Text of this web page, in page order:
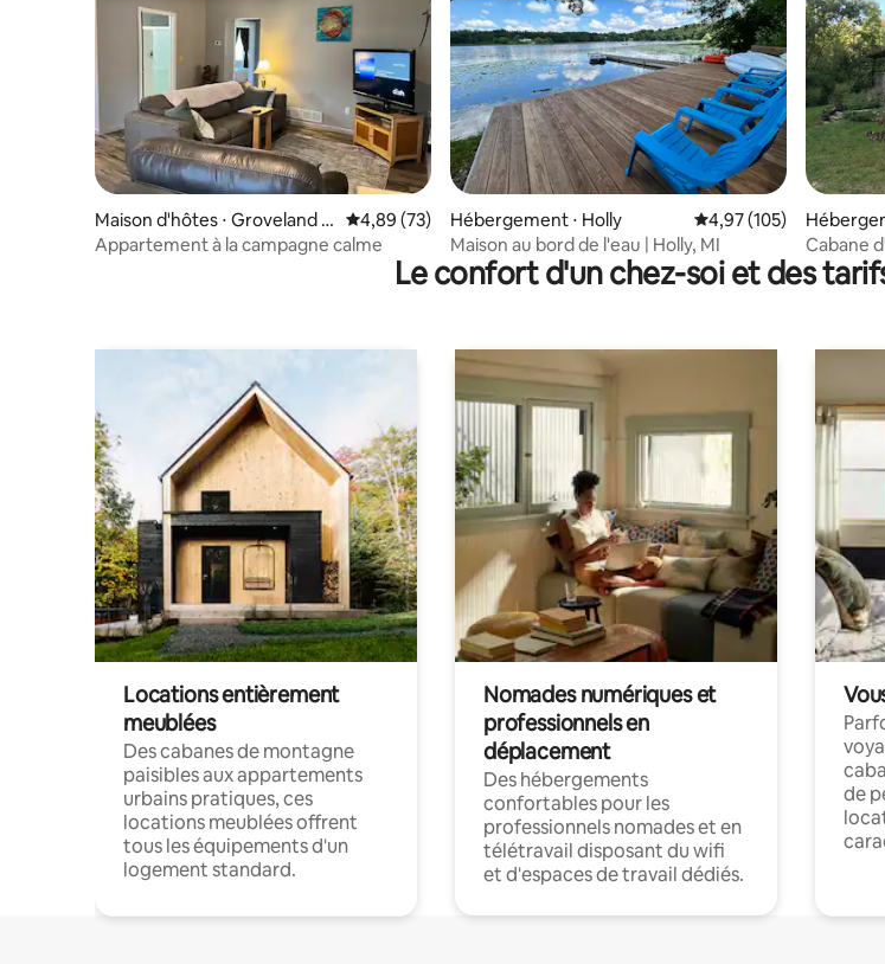
Maison d'hôtes ⋅ Groveland T
ownship
Évaluation moyenne sur la base de 73 commentaires : 4,89 sur 5
4,89 (73)
Appartement à la campagne calme
Hébergement ⋅ Holly Évaluation moyenne
4,97 (105)
Maison au bord de l'eau | Holly, MI
Cabane
Le confort d'un chez-soi et des
Locations entièrement
meublées
Des cabanes de montagne
paisibles aux appartements
urbains pratiques, ces
locations meublées offrent
tous les équipements d'un
logement standard.
Nomades numériques et
professionnels en
déplacement
Des hébergements
confortables pour les
professionnels nomades et en
télétravail disposant du wifi
et d'espaces de travail dédiés.
de